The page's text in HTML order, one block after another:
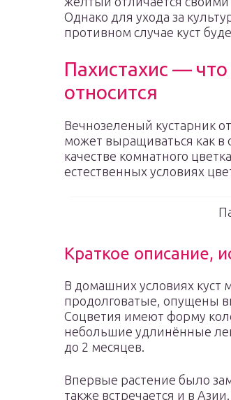
Однако для ухода за
противном случае куст
Пахистахис — что
относится
Вечнозеленый кустарник
может выращиваться как в
качестве комнатного
естественных условиях
Краткое описание,
В домашних условиях куст
продолговатые, опущены
Соцветия имеют форму
небольшие удлинённые
до 2 месяцев.
Впервые растение было
также встречается и в